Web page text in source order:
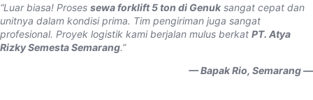
“Luar biasa! Proses sewa forklift 5 ton di Genuksangat cepat dan
unitnya dalam kondisi prima. Tim pengiriman juga sangat
profesional. Proyek logistik kami berjalan mulus berkat PT. Atya
Rizky Semesta Semarang.”
— Bapak Rio, Semarang —